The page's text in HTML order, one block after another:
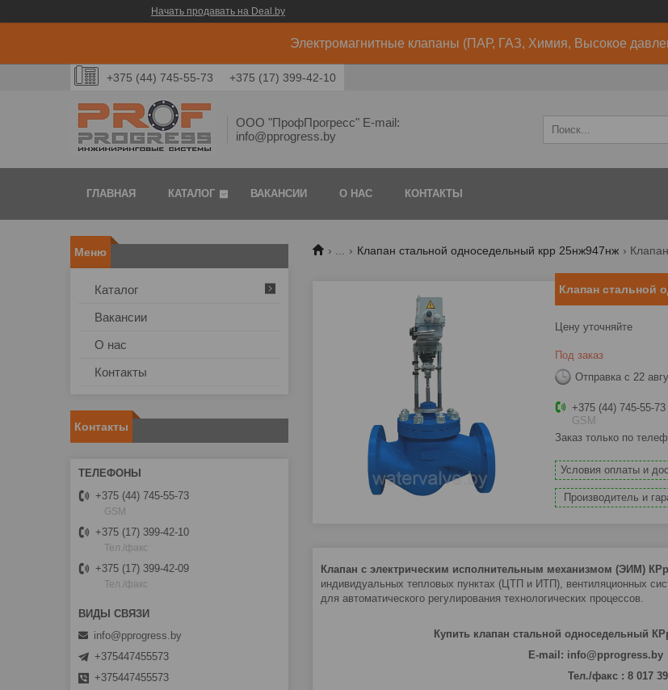
Начать продавать на Deal.by
Электромагнитные клапаны (ПАР, ГАЗ, Химия, Высокое
+375 (44) 745-55-73 +375 (17) 399-42-10
ООО "ПрофПрогресс" E-mail:
info@pprogress.by
ГЛАВНАЯ КАТАЛОГ ВАКАНСИИ О НАС КОНТАКТЫ
... Клапан стальной односедельный крр 25нж947нж
Клапан стальной
Цену уточняйте
Под заказ
Отправка с 22
+375 (44) 745-55-73
GSM
Заказ только по
Условия оплаты и
Производитель и
Клапан с электрическим исполнительным механизмом (ЭИМ)
индивидуальных тепловых пунктах (ЦТП и ИТП), вентиляционных
для автоматического регулирования технологических процессов.
Купить клапан стальной односедельный
E-mail:
Тел./факс : 8 017
Каталог
Вакансии
О нас
Контакты
Контакты
+375 (44) 745-55-73
GSM
+375 (17) 399-42-10
Тел./факс
+375 (17) 399-42-09
Тел./факс
info@pprogress.by
+375447455573
+375447455573